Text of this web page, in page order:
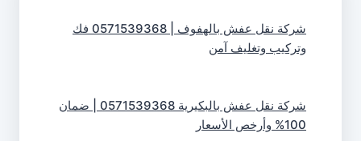
شركة نقل عفش بالهفوف | 0571539368 فك
وتركيب وتغليف آمن
شركة نقل عفش بالبكيرية 0571539368 | ضمان
100% وأرخص الأسعار